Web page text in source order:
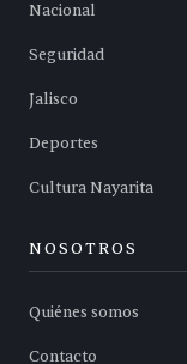
Nacional
Seguridad
Jalisco
Deportes
Cultura Nayarita
NOSOTROS
Quiénes somos
Contacto